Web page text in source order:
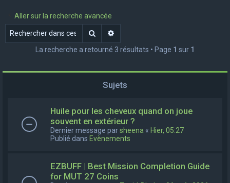
Aller sur la recherche avancée
Rechercher
La recherche a retourné 3 résultats • Page 1 sur 1
Sujets
Huile pour les cheveux quand on joue
souvent en extérieur ?
Dernier message parsheena « Hier, 05:27
Publié dans Evènements
EZBUFF | Best Mission Completion Guide
for MUT 27 Coins